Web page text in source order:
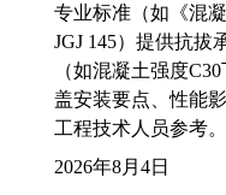
专业标准（如《混
JGJ 145）提供抗拔
（如混凝土强度
盖安装要点、性能
工程技术人员参考。
2026年8月4日